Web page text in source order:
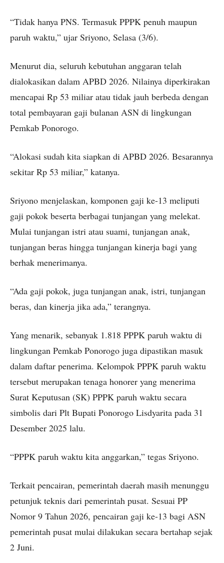
“Tidak hanya PNS. Termasuk PPPK penuh maupun
paruh waktu,” ujar Sriyono, Selasa (3/6).
Menurut dia, seluruh kebutuhan anggaran telah
dialokasikan dalam APBD 2026. Nilainya diperkirakan
mencapai Rp 53 miliar atau tidak jauh berbeda dengan
total pembayaran gaji bulanan ASN di lingkungan
Pemkab Ponorogo.
“Alokasi sudah kita siapkan di APBD 2026. Besarannya
sekitar Rp 53 miliar,” katanya.
Sriyono menjelaskan, komponen gaji ke-13 meliputi
gaji pokok beserta berbagai tunjangan yang melekat.
Mulai tunjangan istri atau suami, tunjangan anak,
tunjangan beras hingga tunjangan kinerja bagi yang
berhak menerimanya.
“Ada gaji pokok, juga tunjangan anak, istri, tunjangan
beras, dan kinerja jika ada,” terangnya.
Yang menarik, sebanyak 1.818 PPPK paruh waktu di
lingkungan Pemkab Ponorogo juga dipastikan masuk
dalam daftar penerima. Kelompok PPPK paruh waktu
tersebut merupakan tenaga honorer yang menerima
Surat Keputusan (SK) PPPK paruh waktu secara
simbolis dari Plt Bupati Ponorogo Lisdyarita pada 31
Desember 2025 lalu.
“PPPK paruh waktu kita anggarkan,” tegas Sriyono.
Terkait pencairan, pemerintah daerah masih menunggu
petunjuk teknis dari pemerintah pusat. Sesuai PP
Nomor 9 Tahun 2026, pencairan gaji ke-13 bagi ASN
pemerintah pusat mulai dilakukan secara bertahap sejak
2 Juni.